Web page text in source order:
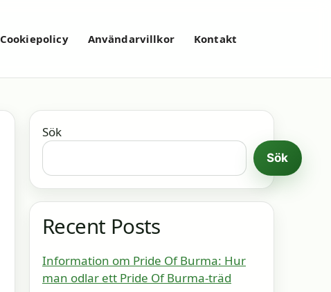
Cookiepolicy Användarvillkor Kontakt
Sök
Sök
Recent Posts
Information om Pride Of Burma: Hur
man odlar ett Pride Of Burma-träd